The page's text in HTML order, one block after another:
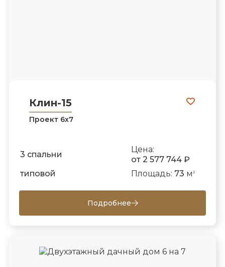
Клин-15
Проект 6х7
3 спальни
Цена:
от 2 577 744 ₽
типовой
Площадь: 73 м 2
Подробнее